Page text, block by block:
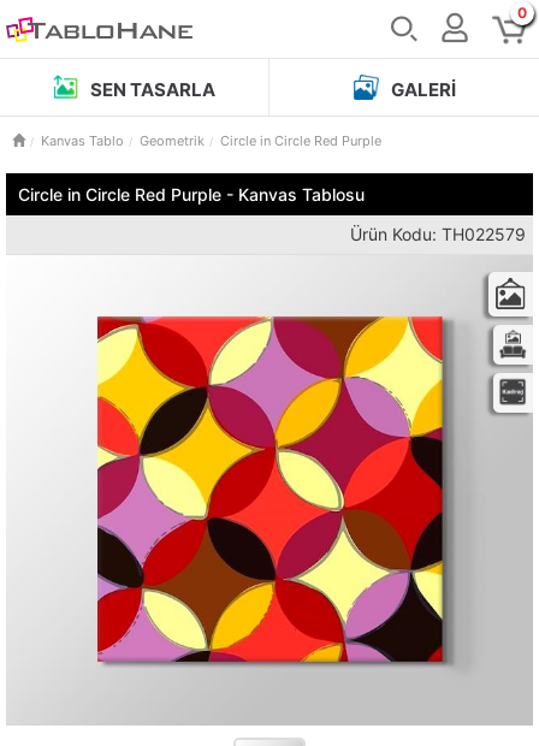
0
SEN TASARLA GALERI
Kanvas Tablo Geometrik Circle in Circle Red Purple
Circle in Circle Red Purple - Kanvas Tablosu
Ürün Kodu: TH022579